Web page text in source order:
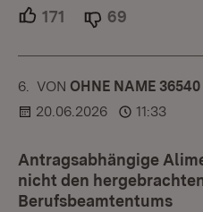
171 Unterstützer.
69
6. KOMMENTAR
VON :OHNE NAME 36540
20.06.2026
11:33
Antragsabhängige
nicht den
Berufsbeamtentums